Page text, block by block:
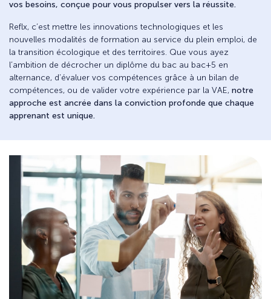
vos besoins, conçue pour vous propulser vers la réussite.
Reflx, c’est mettre les innovations technologiques et les
nouvelles modalités de formation au service du plein emploi, de
la transition écologique et des territoires. Que vous ayez
l’ambition de décrocher un diplôme du bac au bac+5 en
alternance, d’évaluer vos compétences grâce à un bilan de
compétences, ou de valider votre expérience par la VAE, notre
approche est ancrée dans la conviction profonde que chaque
apprenant est unique.